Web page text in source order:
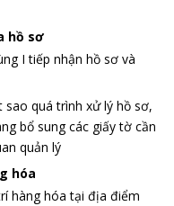
hồ sơ
I tiếp nhận hồ sơ và
sao quá trình xử lý hồ sơ,
bổ sung các giấy tờ cần
quản lý
hóa
hàng hóa tại địa điểm